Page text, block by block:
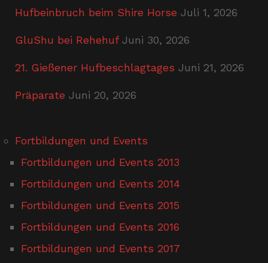
Hufbeinbruch beim Shire Horse Juli 1, 2026
GluShu bei Rehehuf Juni 30, 2026
21. Gießener Hufbeschlagtages Juni 21, 2026
Präparate Juni 20, 2026
Fortbildungen und Events
Fortbildungen und Events 2013
Fortbildungen und Events 2014
Fortbildungen und Events 2015
Fortbildungen und Events 2016
Fortbildungen und Events 2017